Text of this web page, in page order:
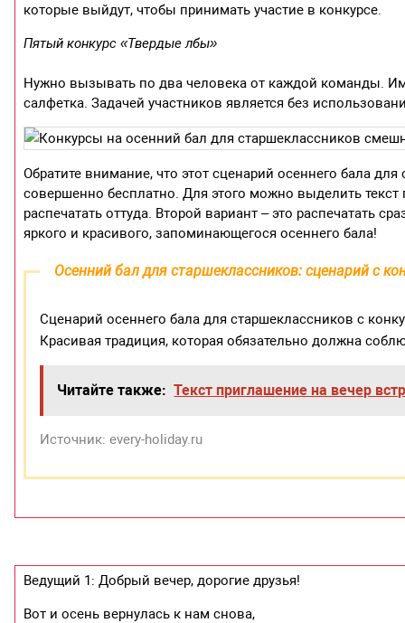
которые выйдут, чтобы принимать участие в конкурсе.
Пятый конкурс «Твердые лбы»
Нужно вызывать по два человека от каждой команды.
салфетка. Задачей участников является без
Обратите внимание, что этот сценарий осеннего бала
совершенно бесплатно. Для этого можно выделить
распечатать оттуда. Второй вариант – это распечатать
яркого и красивого, запоминающегося осеннего бала!
Осенний бал для старшеклассников: сценарий с
Сценарий осеннего бала для старшеклассников с
Красивая традиция, которая обязательно должна
Читайте также: Текст приглашение на вечер
Источник: every-holiday.ru
Ведущий 1: Добрый вечер, дорогие друзья!
Вот и осень вернулась к нам снова,